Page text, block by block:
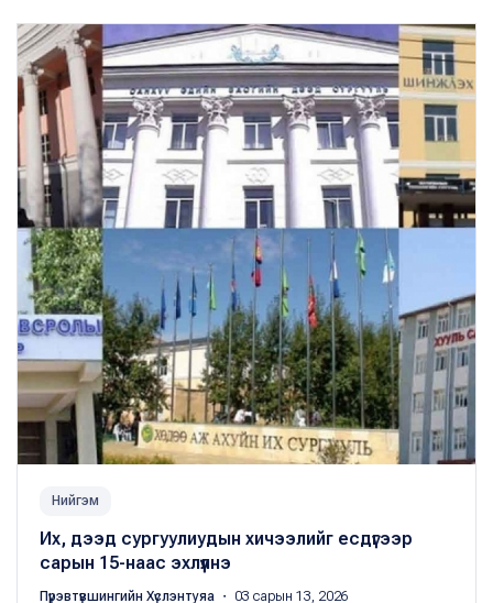
Нийгэм
Их, дээд сургуулиудын хичээлийг есдүгээр
сарын 15-наас эхлүүлнэ
Пүрэвтүвшингийн Хүслэнтуяа ・ 03 сарын 13, 2026